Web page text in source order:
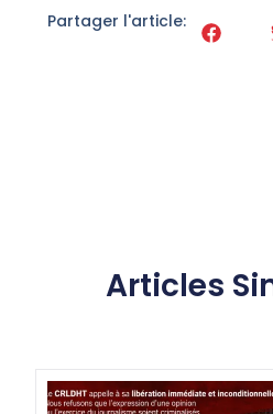
Partager l'article:
Articles